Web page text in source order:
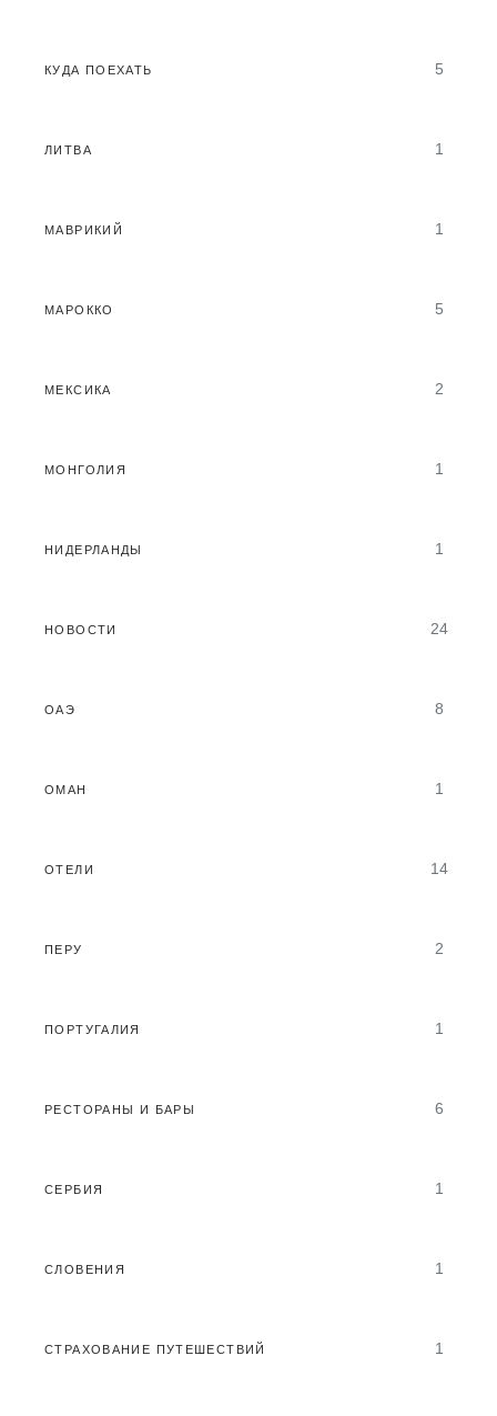
КУДА ПОЕХАТЬ 5
ЛИТВА 1
МАВРИКИЙ 1
МАРОККО 5
МЕКСИКА 2
МОНГОЛИЯ 1
НИДЕРЛАНДЫ 1
НОВОСТИ 24
ОАЭ 8
ОМАН 1
ОТЕЛИ 14
ПЕРУ 2
ПОРТУГАЛИЯ 1
РЕСТОРАНЫ И БАРЫ 6
СЕРБИЯ 1
СЛОВЕНИЯ 1
СТРАХОВАНИЕ ПУТЕШЕСТВИЙ 1